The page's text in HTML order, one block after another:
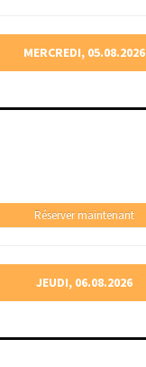
MERCREDI, 05.08.2026
Réserver maintenant
JEUDI, 06.08.2026